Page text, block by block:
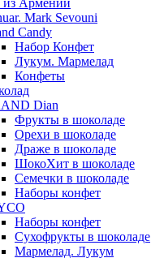
Армении
Mark Sevouni
Candy
Набор Конфет
Лукум. Мармелад
Конфеты
Dian
Фрукты в шоколаде
Орехи в шоколаде
Драже в шоколаде
ШокоХит в шоколаде
Семечки в шоколаде
Наборы конфет
Наборы конфет
Сухофрукты в шоколаде
Мармелад. Лукум